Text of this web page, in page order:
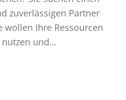
zuverlässigen Partner
wollen Ihre Ressourcen
und…